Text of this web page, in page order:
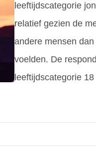
leeftijdscategorie
relatief gezien de
andere mensen
voelden. De
leeftijdscategorie